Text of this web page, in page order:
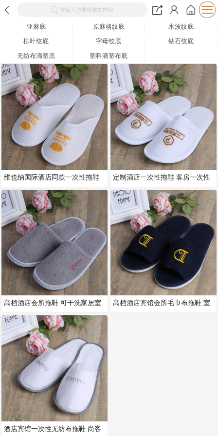
请输入您要搜索的内容
亚麻底 原麻格纹底
水波纹底
柳叶纹底
字母纹底
钻石纹底
无纺布滴塑底
塑料滴塑布底
维也纳国际酒店同款一次性拖鞋
防滑
高档酒店会所拖鞋 可干洗家居室
酒店宾馆一次性无纺布拖鞋 尚客
定制酒店一次性拖鞋 客房一次性
高档酒店宾馆会所毛巾布拖鞋 室